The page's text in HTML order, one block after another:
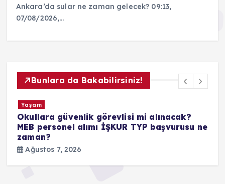
Ankara’da sular ne zaman gelecek? 09:13,
07/08/2026,…
Bunlara da Bakabilirsiniz!
Yaşam
Okullara güvenlik görevlisi mi alınacak?
MEB personel alımı İŞKUR TYP başvurusu ne
zaman?
Ağustos 7, 2026